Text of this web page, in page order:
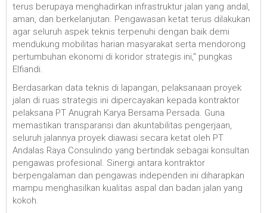
terus berupaya menghadirkan infrastruktur jalan yang andal,
aman, dan berkelanjutan. Pengawasan ketat terus dilakukan
agar seluruh aspek teknis terpenuhi dengan baik demi
mendukung mobilitas harian masyarakat serta mendorong
pertumbuhan ekonomi di koridor strategis ini," pungkas
Elfiandi.
Berdasarkan data teknis di lapangan, pelaksanaan proyek
jalan di ruas strategis ini dipercayakan kepada kontraktor
pelaksana PT Anugrah Karya Bersama Persada. Guna
memastikan transparansi dan akuntabilitas pengerjaan,
seluruh jalannya proyek diawasi secara ketat oleh PT
Andalas Raya Consulindo yang bertindak sebagai konsultan
pengawas profesional. Sinergi antara kontraktor
berpengalaman dan pengawas independen ini diharapkan
mampu menghasilkan kualitas aspal dan badan jalan yang
kokoh.